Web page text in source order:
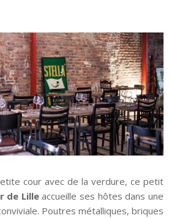
cour avec de la verdure, ce petit
de Lilleaccueille ses hôtes dans une
Poutres métalliques, briques